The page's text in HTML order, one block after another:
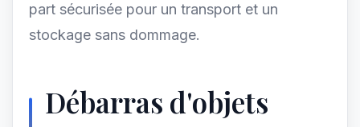
part sécurisée pour un transport et un
stockage sans dommage.
Débarras d'objets